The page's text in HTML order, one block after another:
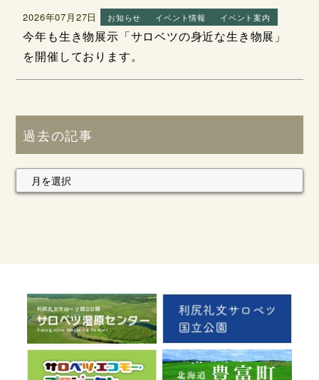
2026年07月27日 お知らせ イベント情報 イベント案内
今年も生き物展示「サロベツの身近な生き物展」
を開催しております。
過去の記事